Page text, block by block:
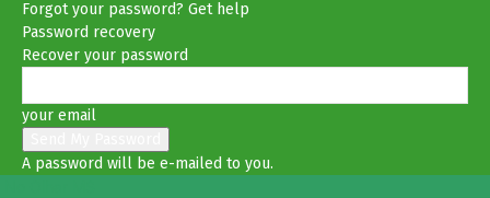
Forgot your password? Get help
Password recovery
Recover your password
your email
A password will be e-mailed to you.